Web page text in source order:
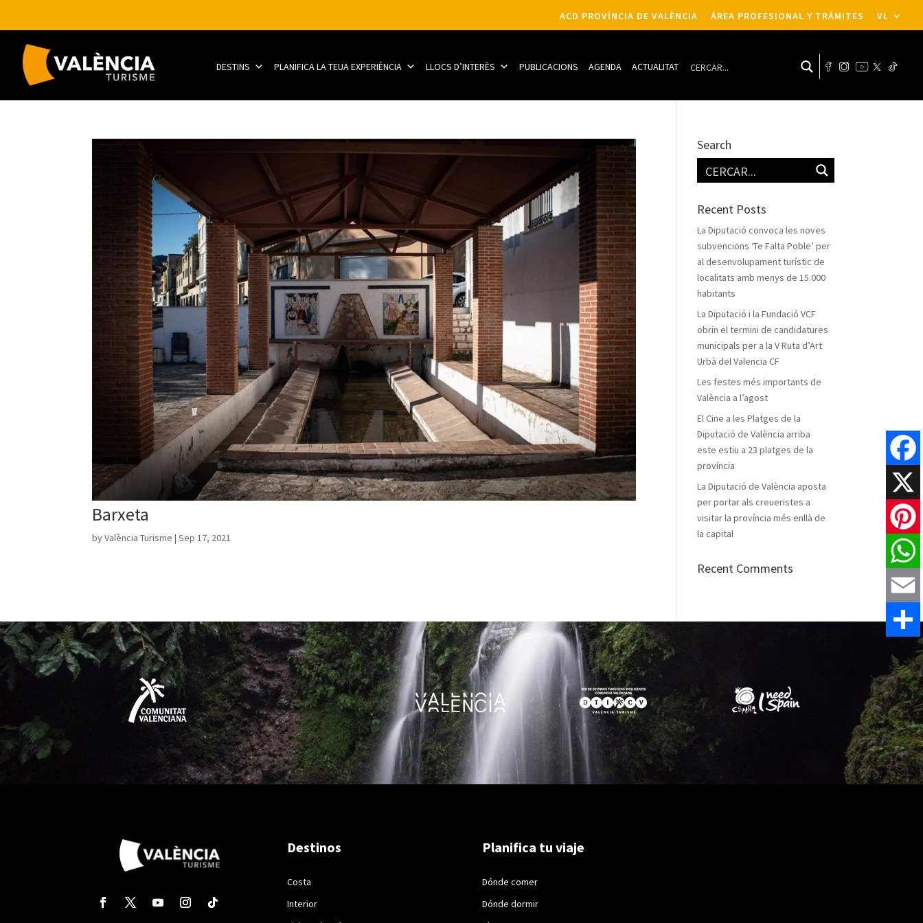
ACD PROVÍNCIA DE VALÈNCIA ÁREA PROFESIONAL Y TRÁMITES VL
DESTINS PLANIFICA LA TEUA EXPERIÈNCIA LLOCS D’INTERÈS PUBLICACIONS AGENDA ACTUALITAT
Barxeta
byValència Turisme |Sep 17, 2021
Search
Recent Posts
La Diputació convoca les noves
subvencions ‘Te Falta Poble’ per
al desenvolupament turístic de
localitats amb menys de 15.000
habitants
La Diputació i la Fundació VCF
obrin el termini de candidatures
municipals per a la V Ruta d’Art
Urbà del Valencia CF
Les festes més importants de
València a l’agost
El Cine a les Platges de la
Diputació de València arriba
este estiu a 23 platges de la
província
La Diputació de València aposta
per portar als creueristes a
visitar la província més enllà de
la capital
Recent Comments
Destinos
Costa
Interior
Planifica tu viaje
Dónde comer
Dónde dormir
X
Email
Share